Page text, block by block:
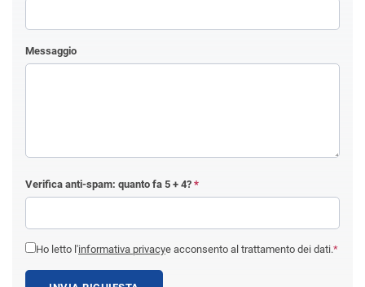
Messaggio
Verifica anti-spam: quanto fa 5 + 4? *
Ho letto l'informativa privacye acconsento al trattamento dei dati.*